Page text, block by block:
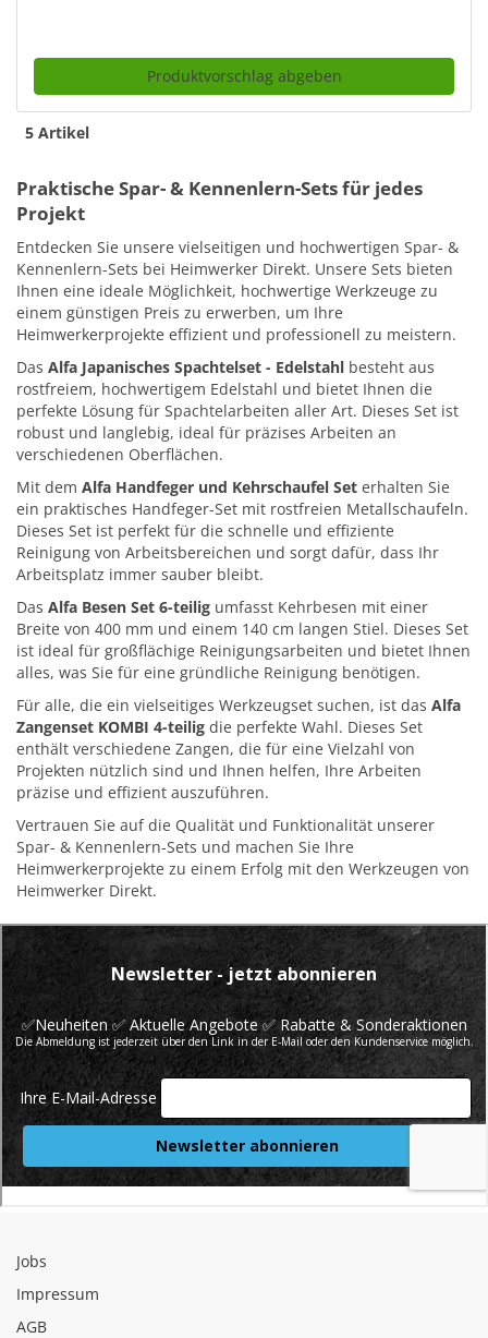
Produktvorschlag abgeben
5 Artikel
Praktische Spar- & Kennenlern-Sets für jedes
Projekt
Entdecken Sie unsere vielseitigen und hochwertigen Spar- &
Kennenlern-Sets bei Heimwerker Direkt. Unsere Sets bieten
Ihnen eine ideale Möglichkeit, hochwertige Werkzeuge zu
einem günstigen Preis zu erwerben, um Ihre
Heimwerkerprojekte effizient und professionell zu meistern.
Das Alfa Japanisches Spachtelset - Edelstahl besteht aus
rostfreiem, hochwertigem Edelstahl und bietet Ihnen die
perfekte Lösung für Spachtelarbeiten aller Art. Dieses Set ist
robust und langlebig, ideal für präzises Arbeiten an
verschiedenen Oberflächen.
Mit dem Alfa Handfeger und Kehrschaufel Set erhalten Sie
ein praktisches Handfeger-Set mit rostfreien Metallschaufeln.
Dieses Set ist perfekt für die schnelle und effiziente
Reinigung von Arbeitsbereichen und sorgt dafür, dass Ihr
Arbeitsplatz immer sauber bleibt.
Das Alfa Besen Set 6-teilig umfasst Kehrbesen mit einer
Breite von 400 mm und einem 140 cm langen Stiel. Dieses Set
ist ideal für großflächige Reinigungsarbeiten und bietet Ihnen
alles, was Sie für eine gründliche Reinigung benötigen.
Für alle, die ein vielseitiges Werkzeugset suchen, ist das Alfa
Zangenset KOMBI 4-teilig die perfekte Wahl. Dieses Set
enthält verschiedene Zangen, die für eine Vielzahl von
Projekten nützlich sind und Ihnen helfen, Ihre Arbeiten
präzise und effizient auszuführen.
Vertrauen Sie auf die Qualität und Funktionalität unserer
Spar- & Kennenlern-Sets und machen Sie Ihre
Heimwerkerprojekte zu einem Erfolg mit den Werkzeugen von
Heimwerker Direkt.
Jobs
Impressum
AGB